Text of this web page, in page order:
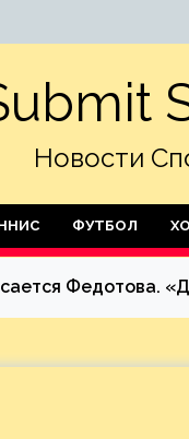
Новости
ФУТБОЛ
Федотова.